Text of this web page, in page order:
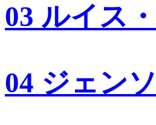
03 ルイス
04 ジェン